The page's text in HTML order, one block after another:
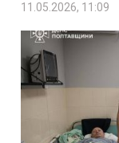
11.05.2026, 11:09